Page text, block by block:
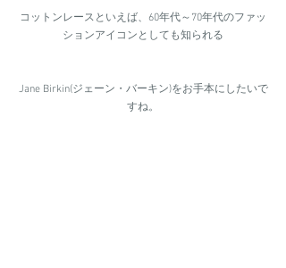
コットンレースといえば、60年代～70年代のファッ
ションアイコンとしても知られる
Jane Birkin(ジェーン・バーキン)をお手本にしたいで
すね。